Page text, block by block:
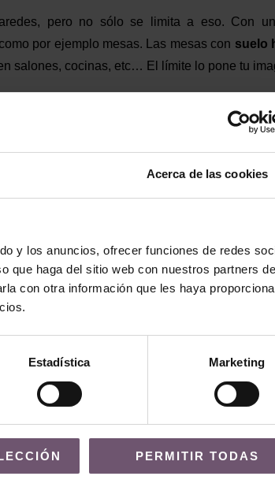
Acerca de las cookies
y los anuncios, ofrecer funciones de redes
que haga del sitio web con nuestros partners
con otra información que les haya
Estadística Marketing
PERMITIR TODAS
pero no sólo se limita a eso. Con
por ejemplo mesas. Las mesas con suelo
salones, cocinas, etc… El límite lo pone tu
echéis un vistazo a nuestro catálogo de stock a
tenemos pedido mínimo y un
tanto tiempo y dinero un diseño
catálogo de restos (éste se puede solicitar